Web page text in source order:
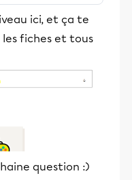
les élèves
la réussite
ici, et ça te
fiches et tous
question :)